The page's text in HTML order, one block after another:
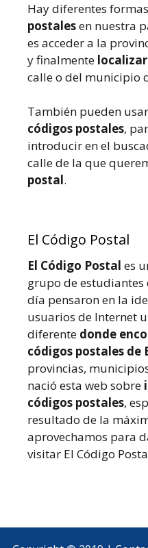
Hay diferentes
postalesen nuestra
es acceder a la
y finalmente
calle o del municipio
También pueden
códigos postales,
introducir en el
calle de la que
postal.
El Código Postal
El Código Postal es
grupo de
día pensaron en la
usuarios de Internet
diferente donde
códigos postales de
provincias,
nació esta web sobre
códigos postales,
resultado de la
aprovechamos para
visitar El Código